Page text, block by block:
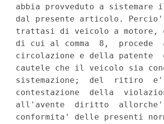
abbia provveduto a
dal presente articolo.
trattasi di veicolo a motore,
di cui al comma  8,
circolazione e della patente
cautele che il veicolo sia
sistemazione;  del  ritiro
contestazione  della
all'avente  diritto
conformita' delle presenti